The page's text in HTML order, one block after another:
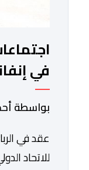
في
مشروع
بواسطة
عقد في
للاتحاد